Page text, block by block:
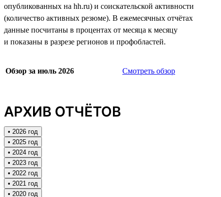
опубликованных на hh.ru) и соискательской активности
(количество активных резюме). В ежемесячных отчётах
данные посчитаны в процентах от месяца к месяцу
и показаны в разрезе регионов и профобластей.
Обзор за июль 2026 Смотреть обзор
АРХИВ ОТЧЁТОВ
• 2026 год
• 2025 год
• 2024 год
• 2023 год
• 2022 год
• 2021 год
• 2020 год